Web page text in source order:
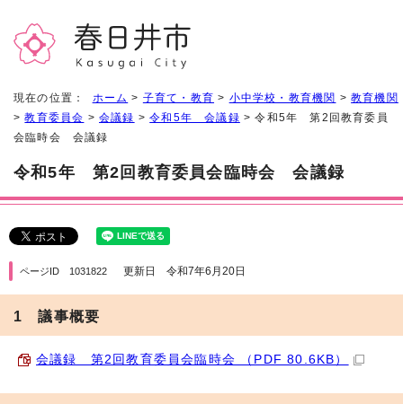
現在の位置： ホーム > 子育て・教育 > 小中学校・教育機関 >教育機関
>教育委員会 >会議録 >令和5年 会議録 > 令和5年 第2回教育委員
会臨時会 会議録
令和5年 第2回教育委員会臨時会 会議録
ページID 1031822 更新日 令和7年6月20日
1 議事概要
会議録 第2回教育委員会臨時会 （PDF 80.6KB）